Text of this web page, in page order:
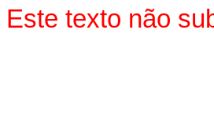
Este texto não